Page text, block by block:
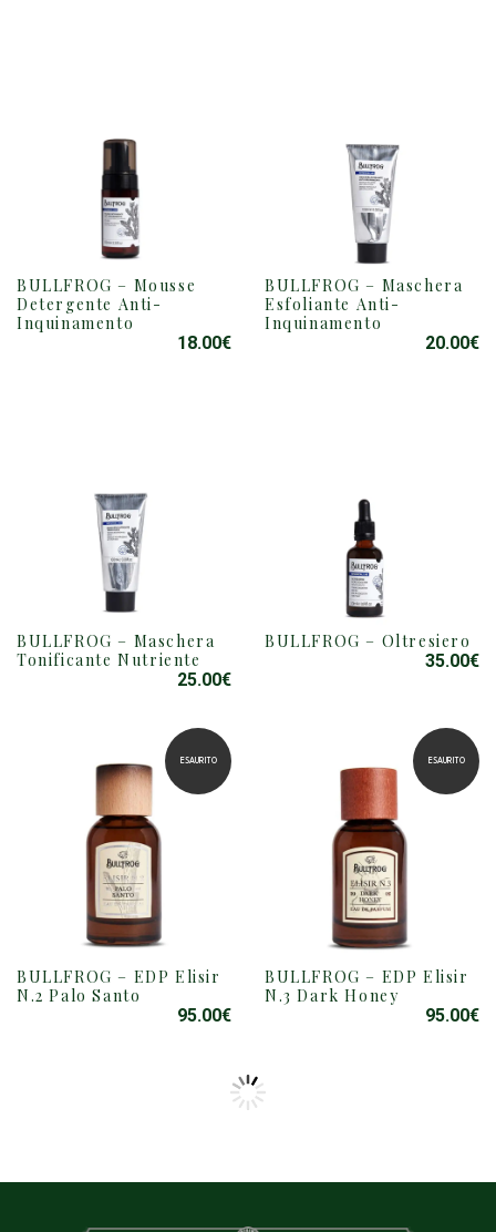
BULLFROG – Mousse
Detergente Anti-
Inquinamento
18.00€
BULLFROG – Maschera
Esfoliante Anti-
Inquinamento
20.00€
BULLFROG – Maschera
Tonificante Nutriente
25.00€
BULLFROG – Oltresiero
35.00€
ESAURITO
BULLFROG – EDP Elisir
N.2 Palo Santo
95.00€
ESAURITO
BULLFROG – EDP Elisir
N.3 Dark Honey
95.00€